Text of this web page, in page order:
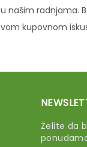
radnjama.
kupovnom
Želite da